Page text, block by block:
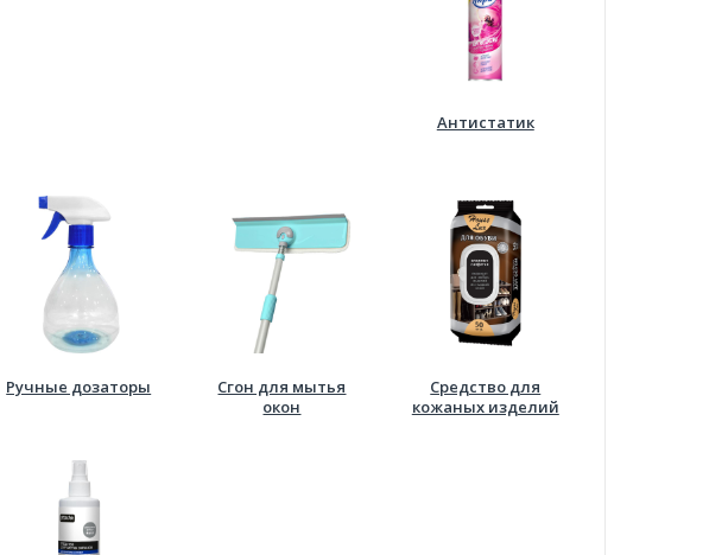
Антистатик
Ручные дозаторы
Сгон для мытья
окон
Средство для
кожаных изделий